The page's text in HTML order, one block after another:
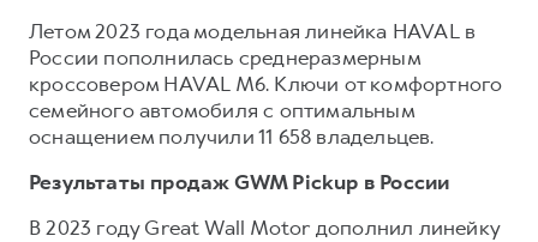
Летом 2023 года модельная линейка HAVAL в
России пополнилась среднеразмерным
кроссовером HAVAL M6. Ключи от комфортного
семейного автомобиля с оптимальным
оснащением получили 11 658 владельцев.
Результаты продаж GWM Pickup в России
В 2023 году Great Wall Motor дополнил линейку